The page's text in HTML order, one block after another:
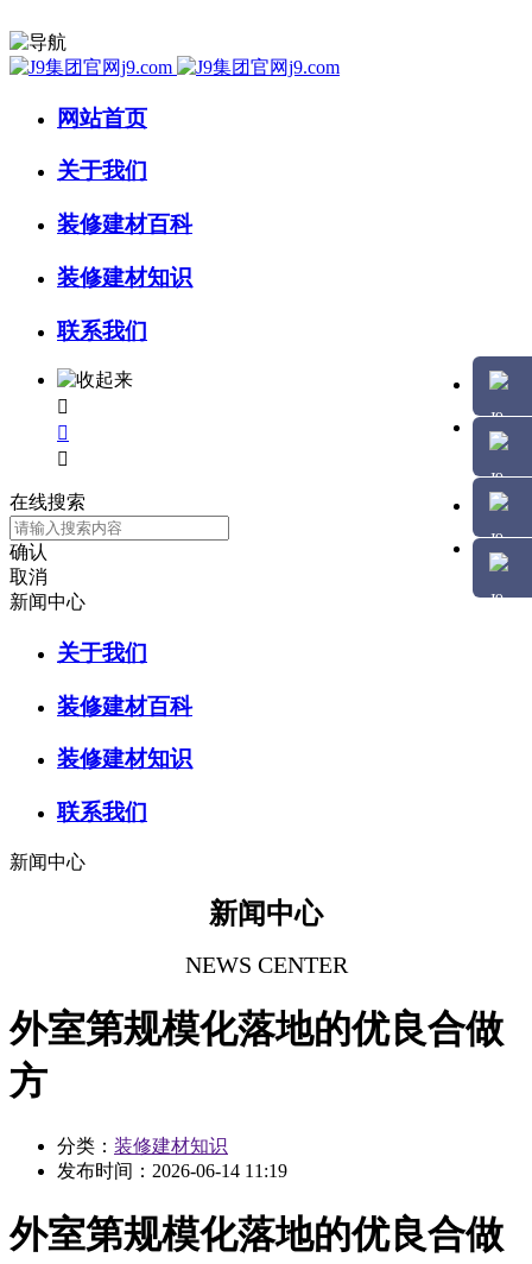
网站首页
关于我们
装修建材百科
装修建材知识
联系我们



在线搜索
确认
取消
新闻中心
关于我们
装修建材百科
装修建材知识
联系我们
新闻中心
新闻中心
NEWS CENTER
外室第规模化落地的优良合做
方
分类： 装修建材知识
发布时间： 2026-06-14 11:19
外室第规模化落地的优良合做